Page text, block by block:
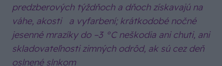
predzberových týždňoch a dňoch získavajú na
váhe, akosti a vyfarbení; krátkodobé nočné
jesenné mrazíky do –3 °C neškodia ani chuti, ani
skladovateľnosti zimných odrôd, ak sú cez deň
oslnené slnkom